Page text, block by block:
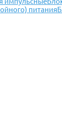
питания